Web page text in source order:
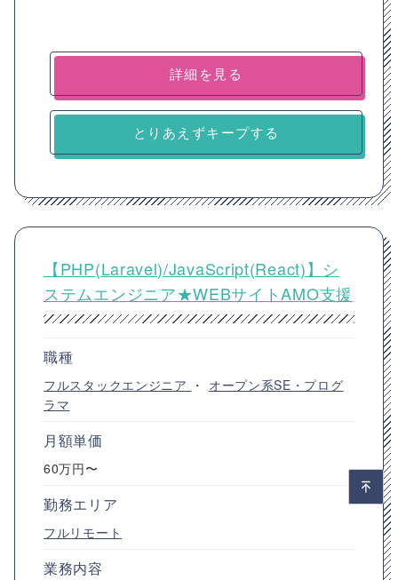
詳細を見る
とりあえずキープする
【PHP(Laravel)/JavaScript(React)】シ
ステムエンジニア★WEBサイトAMO支援
職種
フルスタックエンジニア ・ オープン系SE・プログ
ラマ
月額単価
60万円〜
勤務エリア
フルリモート
業務内容